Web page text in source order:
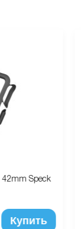
42mm Speck
Купить